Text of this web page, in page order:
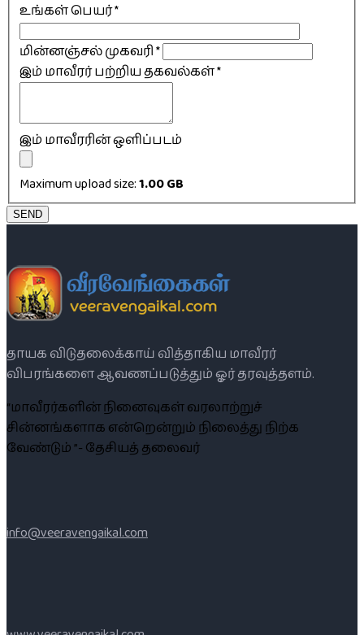
உங்கள் பெயர்*
மின்னஞ்சல் முகவரி*
இம் மாவீரர் பற்றிய தகவல்கள்*
இம் மாவீரரின் ஒளிப்படம்
Maximum upload size:1.00 GB
SEND
தாயக விடுதலைக்காய் வித்தாகிய மாவீரர்
விபரங்களை ஆவணப்படுத்தும் ஓர் தரவுத்தளம்.
“மாவீரர்களின் நினைவுகள் வரலாற்றுச்
சின்னங்களாக என்றென்றும் நிலைத்து நிற்க
வேண்டும் ”- தேசியத் தலைவர்
info@veeravengaikal.com